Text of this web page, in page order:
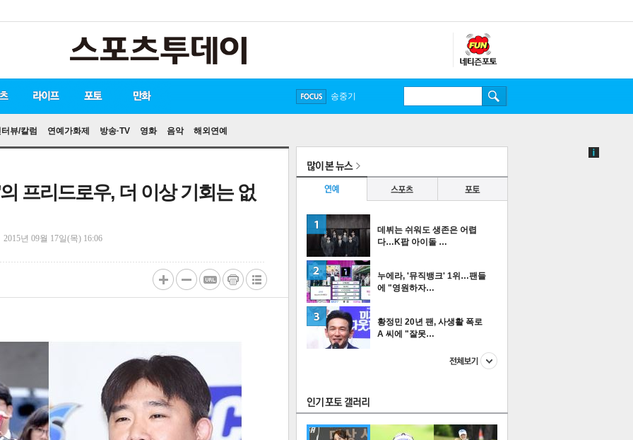
뷰/칼럼 연예가화제 방송·TV 영화 음악 해외연예
라이프
만화
송중기
프리드로우, 더 이상 기회는 없
2015년 09월 17일(목) 16:06
데뷔는 쉬워도 생존은 어렵
다…K팝 아이돌 …
누에라, '뮤직뱅크' 1위…팬들
에 "영원하자…
황정민 20년 팬, 사생활 폭로
A 씨에 "잘못…